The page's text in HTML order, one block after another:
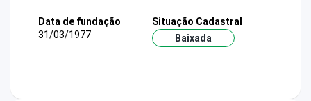
Data de fundação
31/03/1977
Situação Cadastral
Baixada